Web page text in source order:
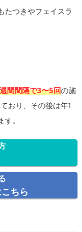
たつきやフェイスラ
間間隔で3〜5回の施
おり、その後は年1
。
ちら